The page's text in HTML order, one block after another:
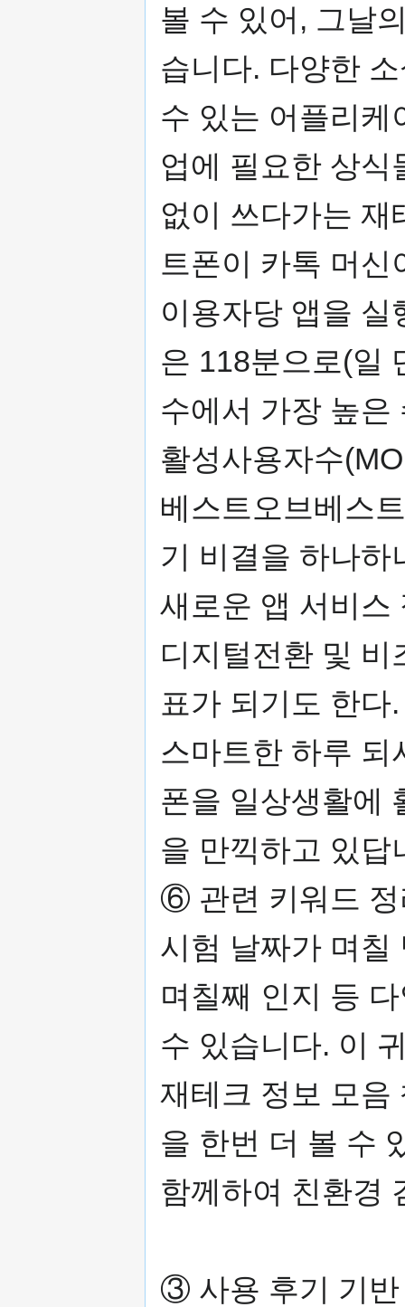
볼 수 있어, 그날
습니다. 다양한
수 있는 어플리케
업에 필요한 상식
없이 쓰다가는 재
트폰이 카톡 머신
이용자당 앱을 실
은 118분으로(일
수에서 가장 높은
활성사용자수
베스트오브베스
기 비결을 하나하
새로운 앱 서비스
디지털전환 및
표가 되기도 한
스마트한 하루 되
폰을 일상생활에
을 만끽하고 있답
⑥ 관련 키워드 정
시험 날짜가 며칠
며칠째 인지 등
수 있습니다. 이
재테크 정보 모음
을 한번 더 볼 수
함께하여 친환경
③ 사용 후기 기반